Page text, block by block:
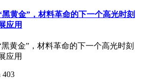
黄金”，材料革命的下一个高光时刻
应用
黄金”，材料革命的下一个高光时刻
应用
403